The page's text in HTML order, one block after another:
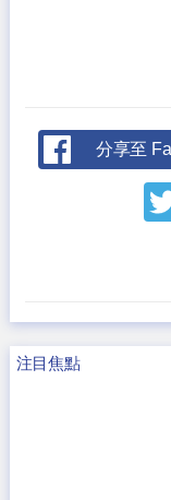
分享至
注目焦點